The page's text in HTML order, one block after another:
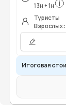
13н +1н
Туристы
Взрослых:
Итоговая